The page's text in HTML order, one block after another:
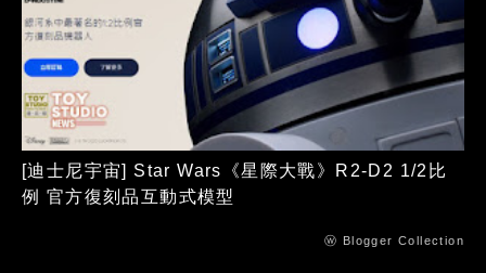
[迪士尼宇宙] Star Wars《星際大戰》R2-D2 1/2比
例 官方復刻品互動式模型
ⓦ Blogger Collection